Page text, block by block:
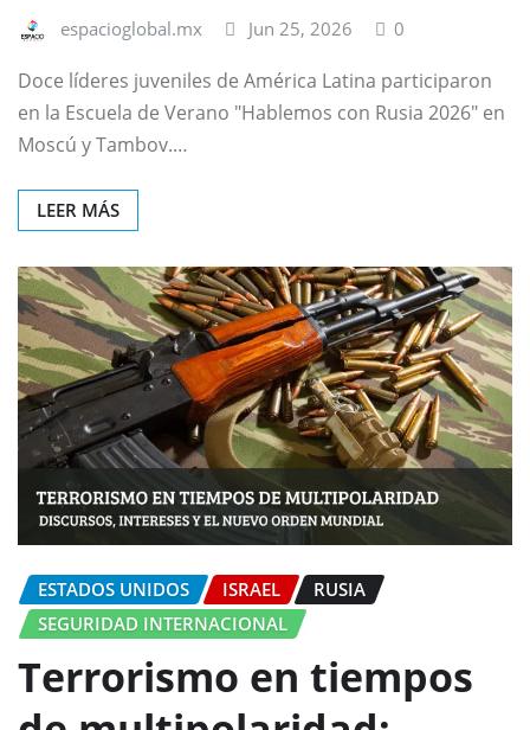
espacioglobal.mx Jun 25, 2026 0
Doce líderes juveniles de América Latina participaron
en la Escuela de Verano "Hablemos con Rusia 2026" en
Moscú y Tambov.…
LEER MÁS
ESTADOS UNIDOS ISRAEL
RUSIA
SEGURIDAD INTERNACIONAL
Terrorismo en tiempos